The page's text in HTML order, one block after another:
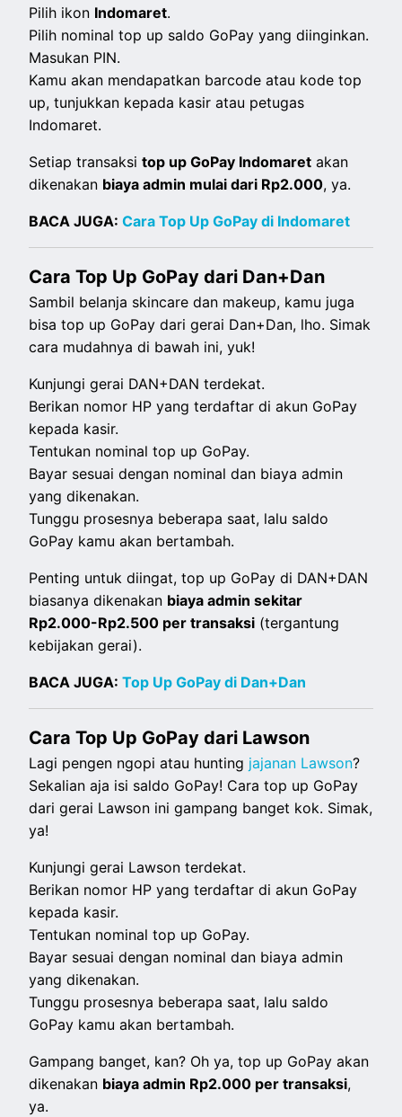
Pilih ikon Indomaret.
Pilih nominal top up saldo GoPay yang diinginkan.
Masukan PIN.
Kamu akan mendapatkan barcode atau kode top
up, tunjukkan kepada kasir atau petugas
Indomaret.
Setiap transaksitop up GoPay Indomaret akan
dikenakan biaya admin mulai dari Rp2.000, ya.
BACA JUGA:Cara Top Up GoPay di Indomaret
Cara Top Up GoPay dari Dan+Dan
Sambil belanja skincaredan makeup, kamu juga
bisa top up GoPay dari gerai Dan+Dan, lho. Simak
cara mudahnya di bawah ini, yuk!
Kunjungi gerai DAN+DAN terdekat.
Berikan nomor HP yang terdaftar di akun GoPay
kepada kasir.
Tentukan nominal top up GoPay.
Bayar sesuai dengan nominal dan biaya admin
yang dikenakan.
Tunggu prosesnya beberapa saat, lalu saldo
GoPay kamu akan bertambah.
Penting untuk diingat, top up GoPay di DAN+DAN
biasanya dikenakan biaya admin sekitar
Rp2.000-Rp2.500 per transaksi (tergantung
kebijakan gerai).
BACA JUGA:Top Up GoPay di Dan+Dan
Cara Top Up GoPay dari Lawson
Lagi pengen ngopi atau hunting jajanan Lawson?
Sekalian aja isi saldo GoPay! Cara top up GoPay
dari gerai Lawson ini gampang banget kok. Simak,
ya!
Kunjungi gerai Lawson terdekat.
Berikan nomor HP yang terdaftar di akun GoPay
kepada kasir.
Tentukan nominal top up GoPay.
Bayar sesuai dengan nominal dan biaya admin
yang dikenakan.
Tunggu prosesnya beberapa saat, lalu saldo
GoPay kamu akan bertambah.
Gampang banget, kan? Oh ya, top up GoPay akan
dikenakan biaya admin Rp2.000 per transaksi,
ya.